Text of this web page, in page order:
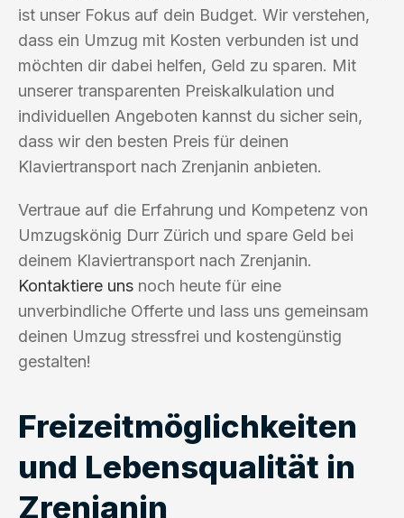
ist unser Fokus auf dein Budget. Wir verstehen,
dass ein Umzug mit Kosten verbunden ist und
möchten dir dabei helfen, Geld zu sparen. Mit
unserer transparenten Preiskalkulation und
individuellen Angeboten kannst du sicher sein,
dass wir den besten Preis für deinen
Klaviertransport nach Zrenjanin anbieten.
Vertraue auf die Erfahrung und Kompetenz von
Umzugskönig Durr Zürich und spare Geld bei
deinem Klaviertransport nach Zrenjanin.
Kontaktiere uns noch heute für eine
unverbindliche Offerte und lass uns gemeinsam
deinen Umzug stressfrei und kostengünstig
gestalten!
Freizeitmöglichkeiten
und Lebensqualität in
Zrenjanin